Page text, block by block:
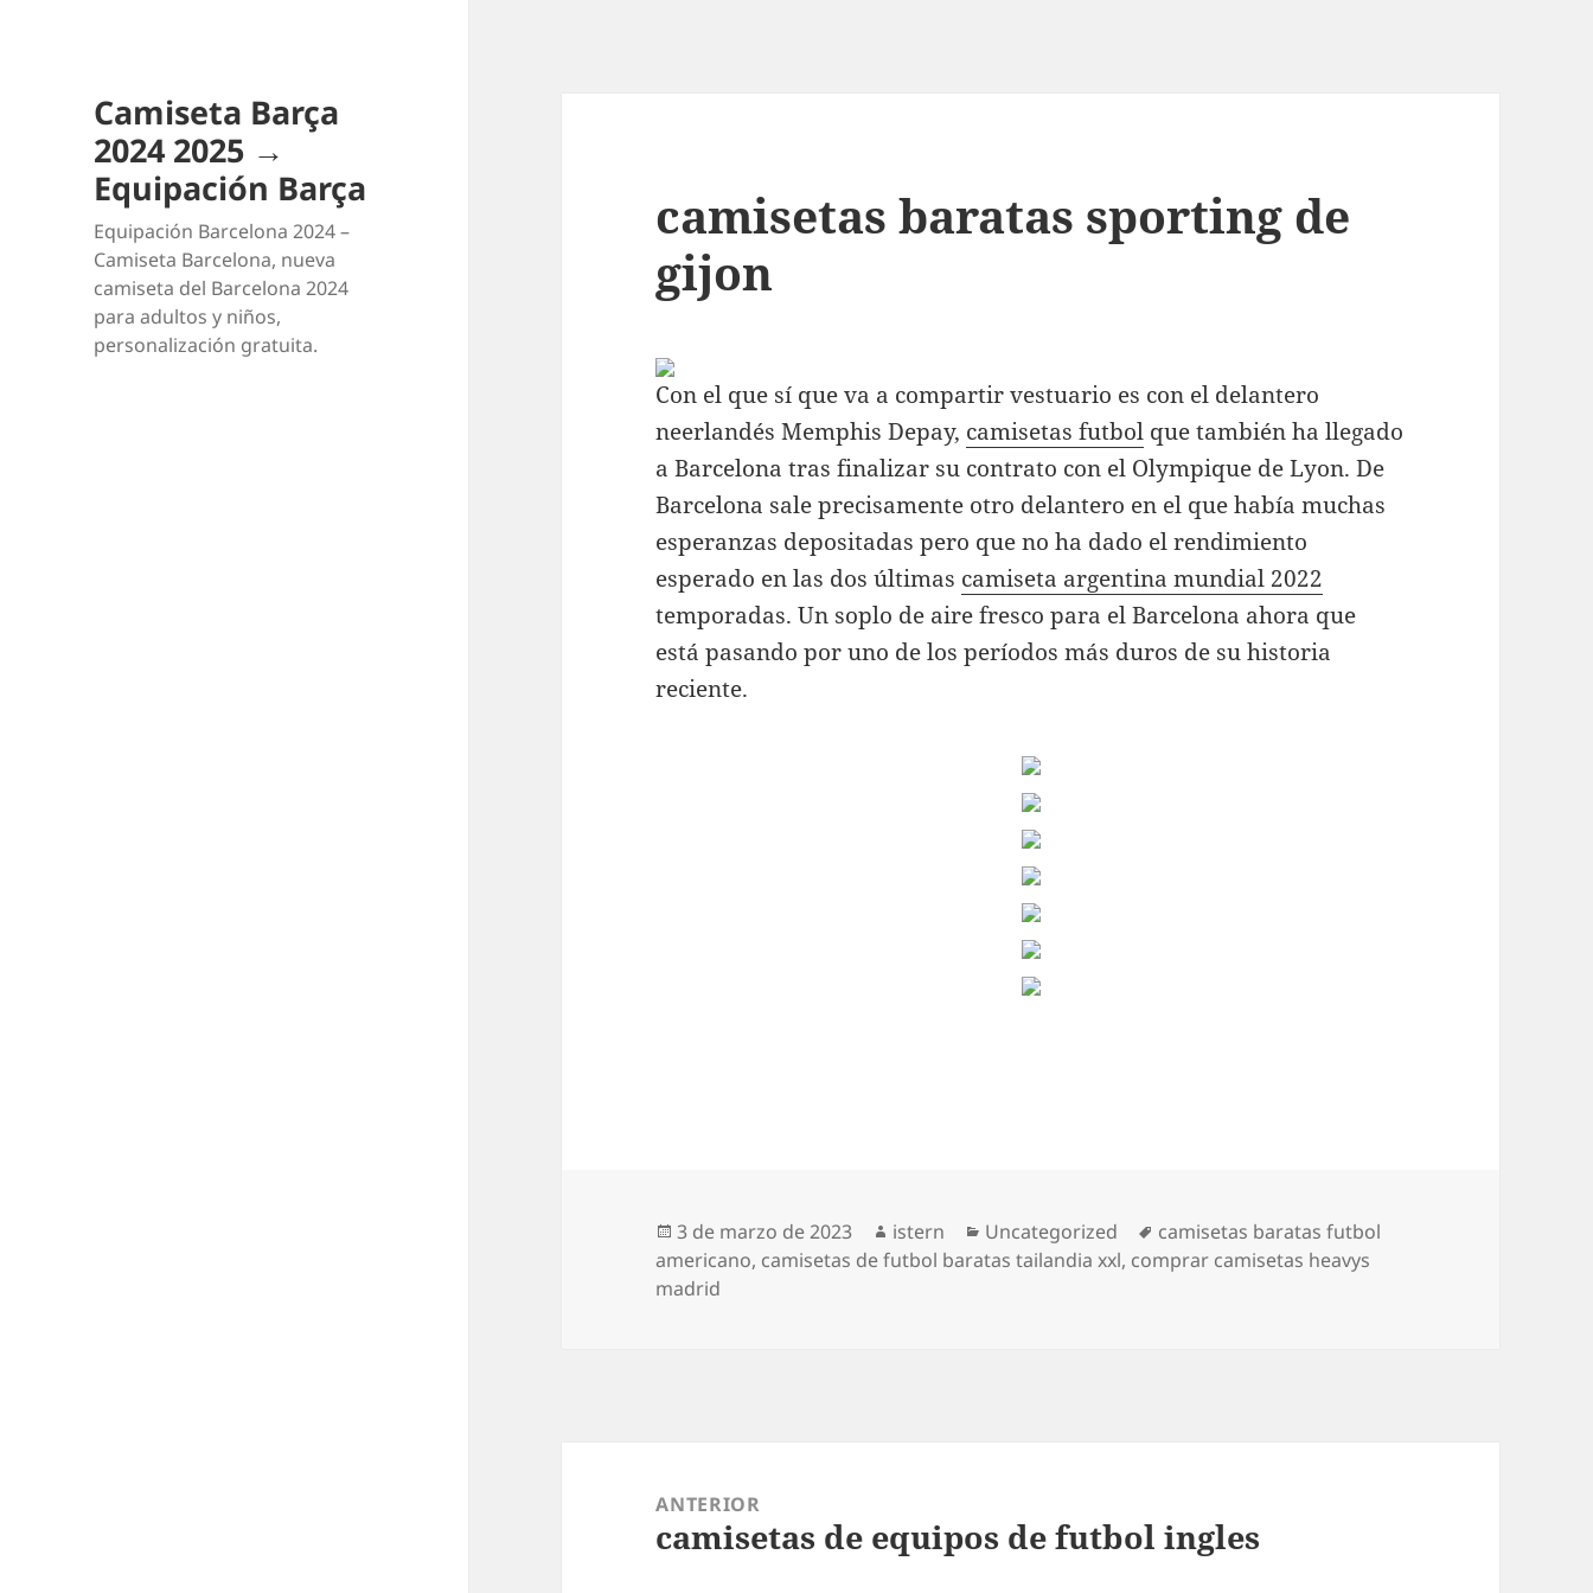
Camiseta Barça
2024 2025 →
Equipación Barça
Equipación Barcelona 2024 –
Camiseta Barcelona, nueva
camiseta del Barcelona 2024
para adultos y niños,
personalización gratuita.
camisetas baratas sporting de
gijon
Con el que sí que va a compartir vestuario es con el delantero
neerlandés Memphis Depay, camisetas futbol que también ha llegado
a Barcelona tras finalizar su contrato con el Olympique de Lyon. De
Barcelona sale precisamente otro delantero en el que había muchas
esperanzas depositadas pero que no ha dado el rendimiento
esperado en las dos últimas camiseta argentina mundial 2022
temporadas. Un soplo de aire fresco para el Barcelona ahora que
está pasando por uno de los períodos más duros de su historia
reciente.
Publicado
el
3 de marzo de 2023 Autor
istern Categorías
Uncategorized Etiquetas
camisetas baratas futbol
americano, camisetas de futbol baratas tailandia xxl, comprar camisetas heavys
madrid
entradas
ANTERIOR
Entrada
camisetas de equipos de futbol ingles